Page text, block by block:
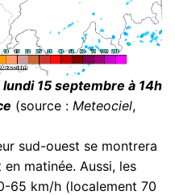
15 septembre à 14h
(source : Meteociel,
sud-ouest se montrera
matinée. Aussi, les
65 km/h (localement 70